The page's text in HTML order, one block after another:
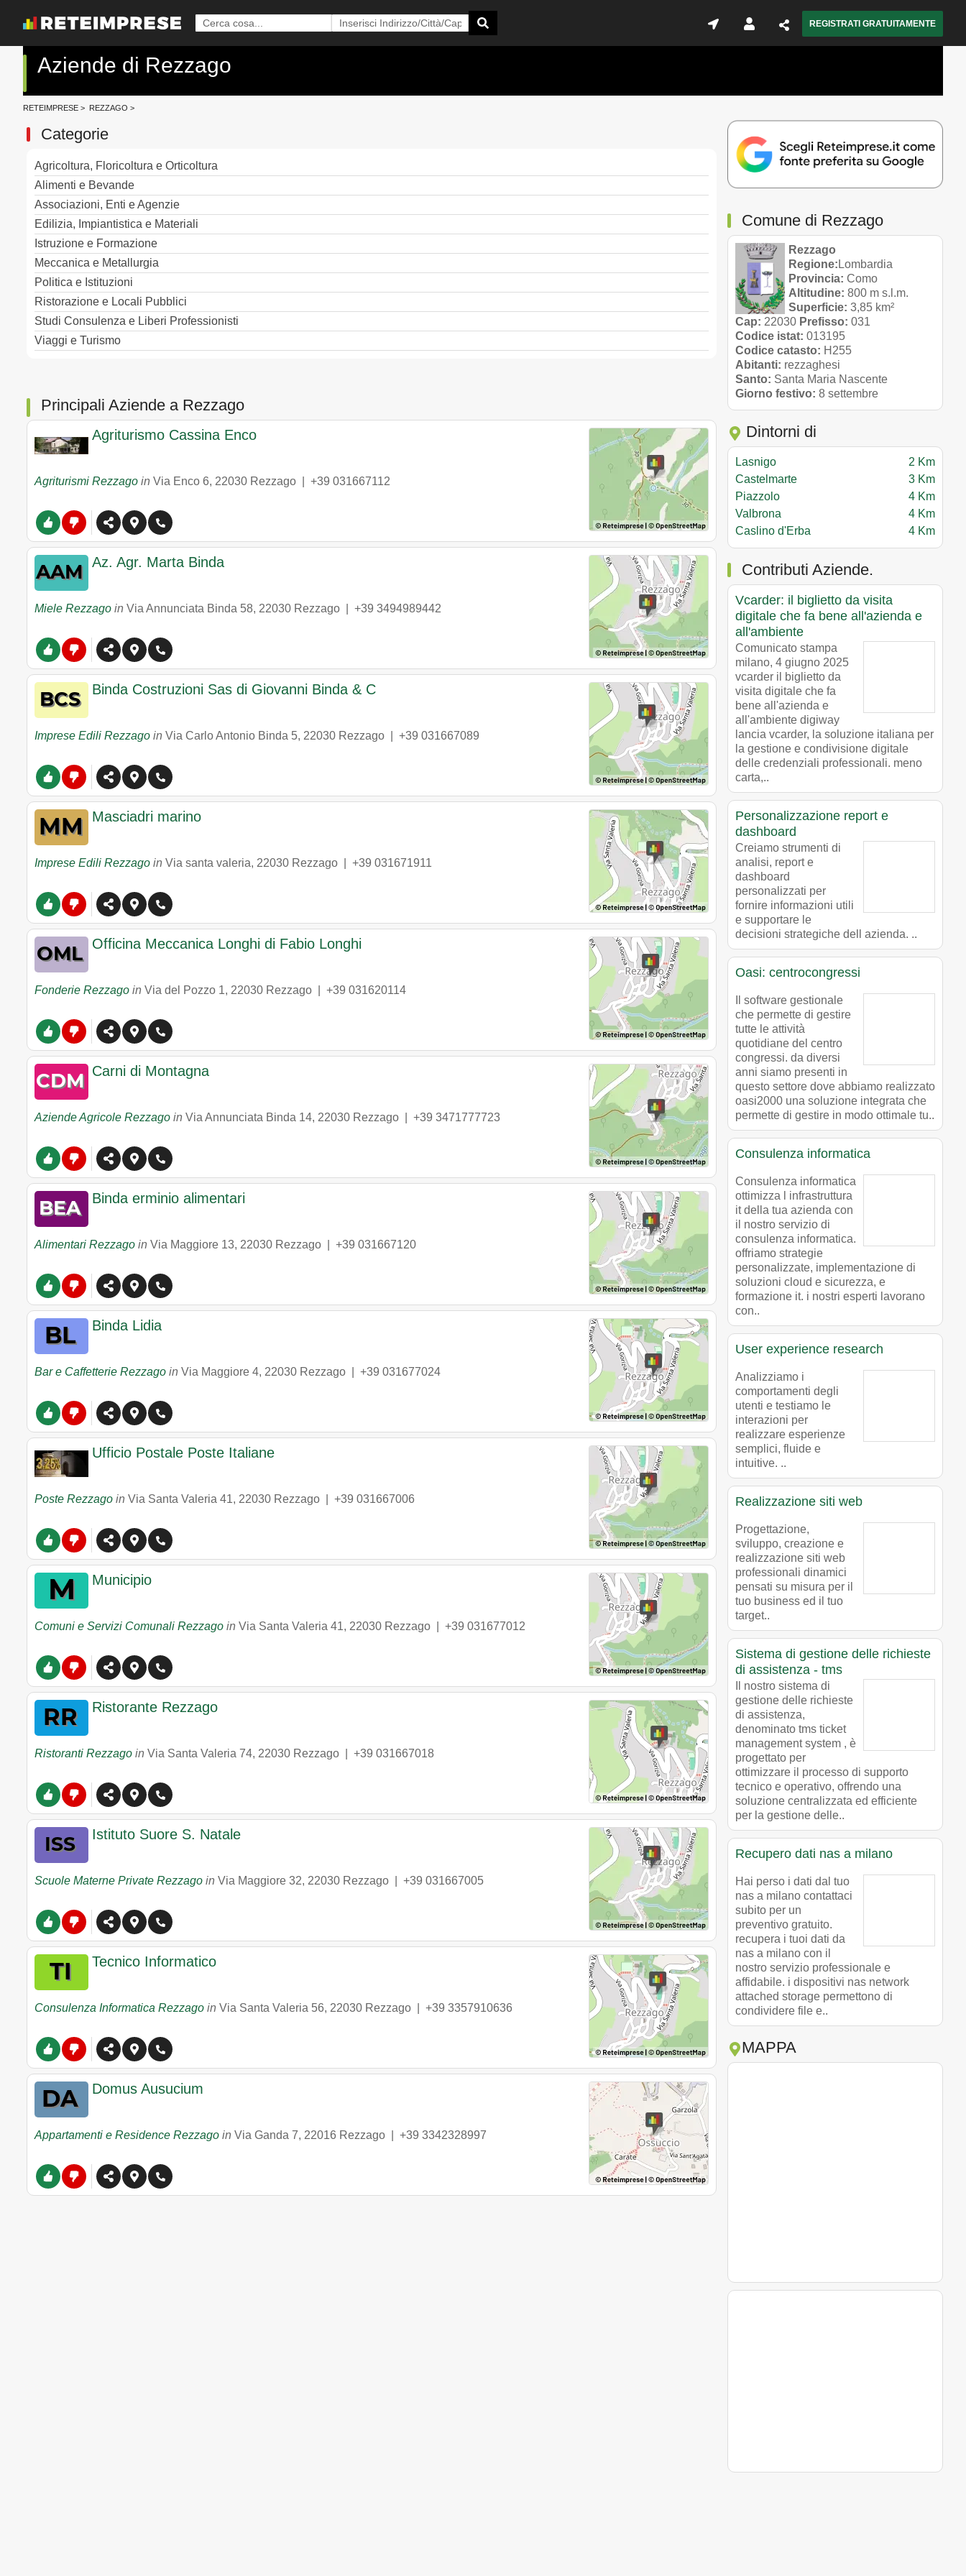
REGISTRATI GRATUITAMENTE
Aziende di Rezzago
RETEIMPRESE > REZZAGO >
Categorie
Agricoltura, Floricoltura e Orticoltura
Alimenti e Bevande
Associazioni, Enti e Agenzie
Edilizia, Impiantistica e Materiali
Istruzione e Formazione
Meccanica e Metallurgia
Politica e Istituzioni
Ristorazione e Locali Pubblici
Studi Consulenza e Liberi Professionisti
Viaggi e Turismo
Principali Aziende a Rezzago
Agriturismo Cassina Enco
Agriturismi Rezzago in Via Enco 6, 22030 Rezzago +39 031667112
Az. Agr. Marta Binda
Miele Rezzago in Via Annunciata Binda 58, 22030 Rezzago +39 3494989442
Binda Costruzioni Sas di Giovanni Binda & C
Imprese Edili Rezzago in Via Carlo Antonio Binda 5, 22030 Rezzago +39 031667089
Masciadri marino
Imprese Edili Rezzago in Via santa valeria, 22030 Rezzago +39 031671911
Officina Meccanica Longhi di Fabio Longhi
Fonderie Rezzago in Via del Pozzo 1, 22030 Rezzago +39 031620114
Carni di Montagna
Aziende Agricole Rezzago in Via Annunciata Binda 14, 22030 Rezzago +39 3471777723
Binda erminio alimentari
Alimentari Rezzago in Via Maggiore 13, 22030 Rezzago +39 031667120
Binda Lidia
Bar e Caffetterie Rezzago in Via Maggiore 4, 22030 Rezzago +39 031677024
Ufficio Postale Poste Italiane
Poste Rezzago in Via Santa Valeria 41, 22030 Rezzago +39 031667006
Municipio
Comuni e Servizi Comunali Rezzago in Via Santa Valeria 41, 22030 Rezzago +39 031677012
Ristorante Rezzago
Ristoranti Rezzago in Via Santa Valeria 74, 22030 Rezzago +39 031667018
Istituto Suore S. Natale
Scuole Materne Private Rezzago in Via Maggiore 32, 22030 Rezzago +39 031667005
Tecnico Informatico
Consulenza Informatica Rezzago in Via Santa Valeria 56, 22030 Rezzago +39 3357910636
Domus Ausucium
Appartamenti e Residence Rezzago in Via Ganda 7, 22016 Rezzago +39 3342328997
Comune di Rezzago
Rezzago
Regione: Lombardia
Provincia: Como
Altitudine: 800 m s.l.m.
Superficie: 3,85 km²
Cap: 22030 Prefisso: 031
Codice istat: 013195
Codice catasto: H255
Abitanti: rezzaghesi
Santo: Santa Maria Nascente
Giorno festivo: 8 settembre
Dintorni di
Lasnigo
2 Km
Castelmarte
3 Km
Piazzolo
4 Km
Valbrona
4 Km
Caslino d'Erba
4 Km
Contributi Aziende.
Vcarder: il biglietto da visita
digitale che fa bene all'azienda e
all'ambiente
Comunicato stampa
milano, 4 giugno 2025
vcarder il biglietto da
visita digitale che fa
bene all'azienda e
all'ambiente digiway
lancia vcarder, la soluzione italiana per
la gestione e condivisione digitale
delle credenziali professionali. meno
carta,..
Personalizzazione report e
dashboard
Creiamo strumenti di
analisi, report e
dashboard
personalizzati per
fornire informazioni utili
e supportare le
decisioni strategiche dell azienda. ..
Oasi: centrocongressi
Il software gestionale
che permette di gestire
tutte le attività
quotidiane del centro
congressi. da diversi
anni siamo presenti in
questo settore dove abbiamo realizzato
oasi2000 una soluzione integrata che
permette di gestire in modo ottimale tu..
Consulenza informatica
Consulenza informatica
ottimizza l infrastruttura
it della tua azienda con
il nostro servizio di
consulenza informatica.
offriamo strategie
personalizzate, implementazione di
soluzioni cloud e sicurezza, e
formazione it. i nostri esperti lavorano
con..
User experience research
Analizziamo i
comportamenti degli
utenti e testiamo le
interazioni per
realizzare esperienze
semplici, fluide e
intuitive. ..
Realizzazione siti web
Progettazione,
sviluppo, creazione e
realizzazione siti web
professionali dinamici
pensati su misura per il
tuo business ed il tuo
target..
Sistema di gestione delle richieste
di assistenza - tms
Il nostro sistema di
gestione delle richieste
di assistenza,
denominato tms ticket
management system , è
progettato per
ottimizzare il processo di supporto
tecnico e operativo, offrendo una
soluzione centralizzata ed efficiente
per la gestione delle..
Recupero dati nas a milano
Hai perso i dati dal tuo
nas a milano contattaci
subito per un
preventivo gratuito.
recupera i tuoi dati da
nas a milano con il
nostro servizio professionale e
affidabile. i dispositivi nas network
attached storage permettono di
condividere file e..
MAPPA